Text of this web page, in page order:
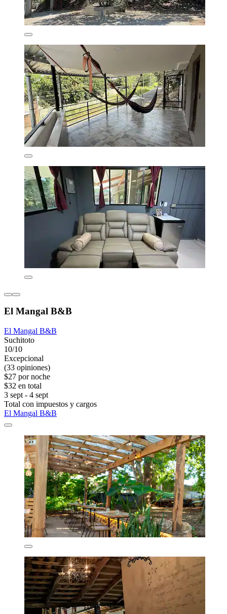
El Mangal B&B
El Mangal B&B
Suchitoto
10/10
Excepcional
(33 opiniones)
$27 por noche
$32 en total
3 sept - 4 sept
Total con impuestos y cargos
El Mangal B&B